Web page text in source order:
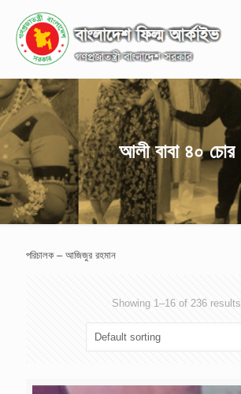
আলী বাবা ৪০ চোর
পরিচালক – আজিজুর রহমান
Showing 1–16 of 236 results